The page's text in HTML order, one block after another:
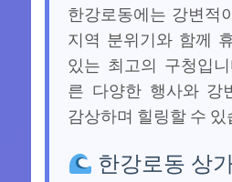
한강로동에는 강변적
지역 분위기와 함께
있는 최고의 구청입
른 다양한 행사와 강
감상하며 힐링할 수 있
한강로동 상